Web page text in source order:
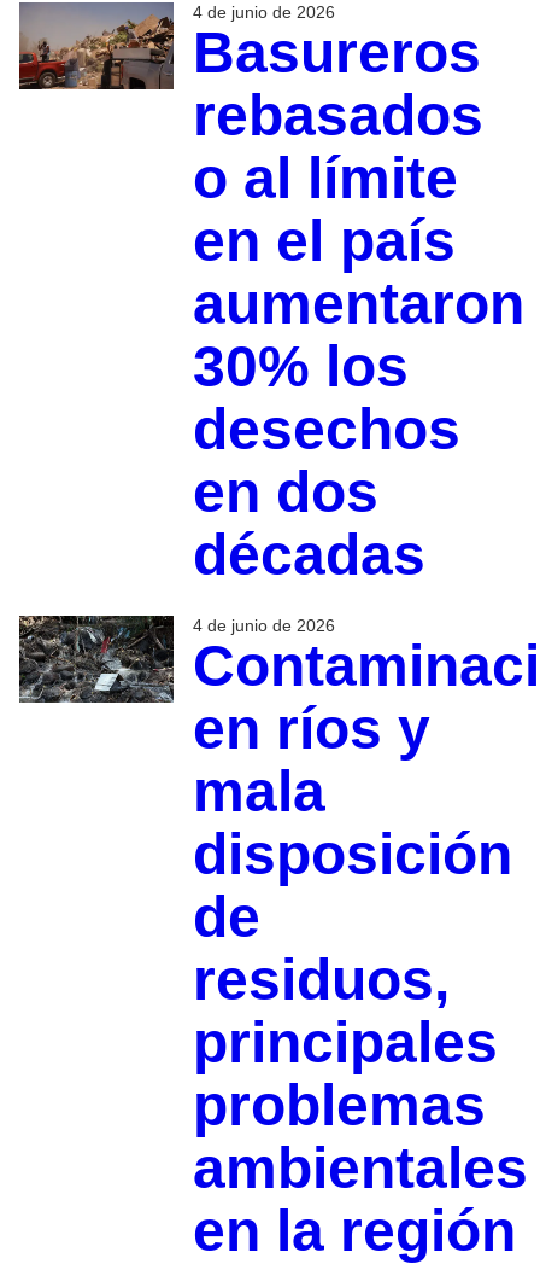
4 de junio de 2026
Basureros
rebasados
o al límite
en el país
aumentaron
30% los
desechos
en dos
décadas
4 de junio de 2026
en ríos y
mala
disposición
de
residuos,
principales
problemas
ambientales
en la región